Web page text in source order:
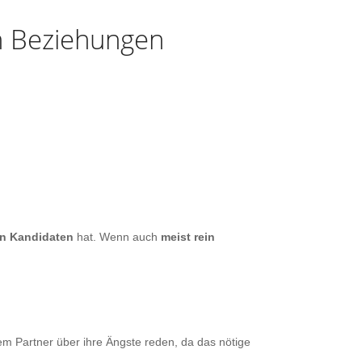
Beziehungen
Kandidaten hat. Wenn auch meist rein
Partner über ihre Ängste reden, da das nötige